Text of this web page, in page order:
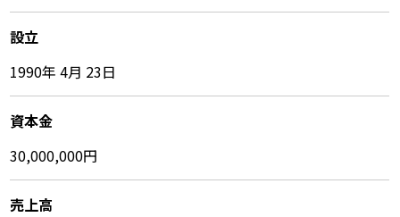
設立
1990年 4月 23日
資本金
30,000,000円
売上高